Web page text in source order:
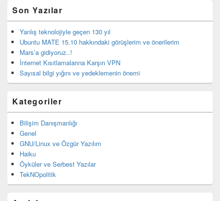
Son Yazılar
Yanlış teknolojiyle geçen 130 yıl
Ubuntu MATE 15.10 hakkındaki görüşlerim ve önerilerim
Mars’a gidiyoruz..!
İnternet Kısıtlamalarına Karşın VPN
Sayısal bilgi yığını ve yedeklemenin önemi
Kategoriler
Bilişim Danışmanlığı
Genel
GNU/Linux ve Özgür Yazılım
Haiku
Öyküler ve Serbest Yazılar
TekNOpolitik